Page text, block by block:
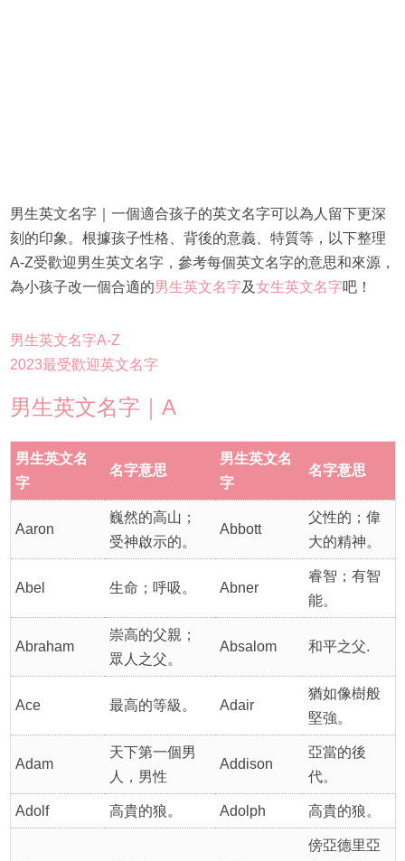
男生英文名字｜一個適合孩子的英文名字可以為人留下更深
刻的印象。根據孩子性格、背後的意義、特質等，以下整理
A-Z受歡迎男生英文名字，參考每個英文名字的意思和來源，
為小孩子改一個合適的男生英文名字及女生英文名字吧！
男生英文名字A-Z
2023最受歡迎英文名字
男生英文名字｜A
男生英文名
字
名字意思
男生英文名
字
名字意思
Aaron
巍然的高山；
受神啟示的。
Abbott
父性的；偉
大的精神。
Abel 生命；呼吸。 Abner
睿智；有智
能。
Abraham
崇高的父親；
眾人之父。
Absalom 和平之父.
Ace 最高的等級。 Adair
猶如像樹般
堅強。
Adam
天下第一個男
人，男性
Addison
亞當的後
代。
Adolf 高貴的狼。 Adolph 高貴的狼。
傍亞德里亞